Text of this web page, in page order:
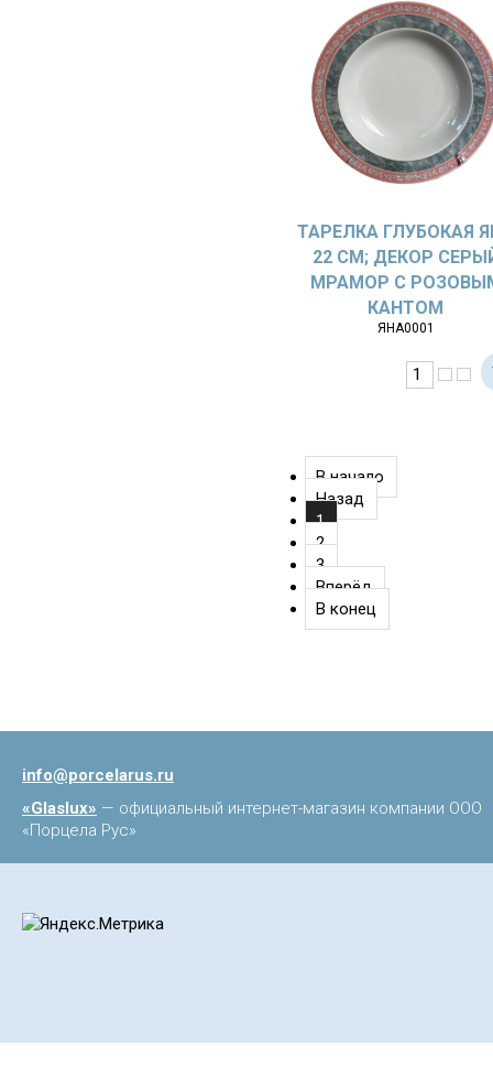
ТАРЕЛКА ГЛУБОКАЯ
22 СМ; ДЕКОР
МРАМОР С
КАНТОМ
ЯНА0001
В начало
Назад
1
2
3
Вперёд
В конец
info@porcelarus.ru
«Glaslux» — официальный интернет-магазин компании ООО
«Порцела Рус»